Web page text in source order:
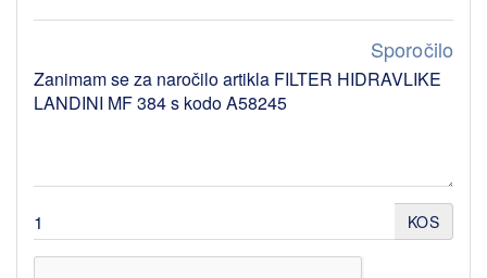
Sporočilo
KOS